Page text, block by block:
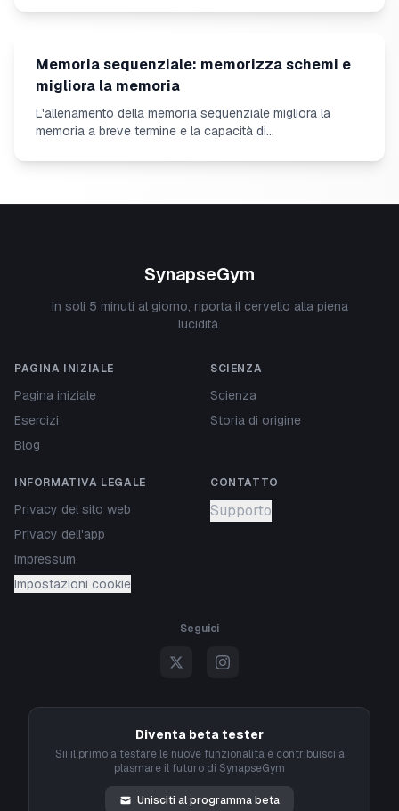
Memoria sequenziale: memorizza schemi e
migliora la memoria
L'allenamento della memoria sequenziale migliora la
memoria a breve termine e la capacità di
sequenze.
SynapseGym
In soli 5 minuti al giorno, riporta il cervello alla piena
lucidità.
PAGINA INIZIALE
Pagina iniziale
Esercizi
Blog
SCIENZA
Scienza
Storia di origine
INFORMATIVA LEGALE
Privacy del sito web
Privacy dell'app
Impressum
Impostazioni cookie
CONTATTO
Supporto
Seguici
Diventa beta tester
Sii il primo a testare le nuove funzionalità e contribuisci a
plasmare il futuro di SynapseGym
Unisciti al programma beta